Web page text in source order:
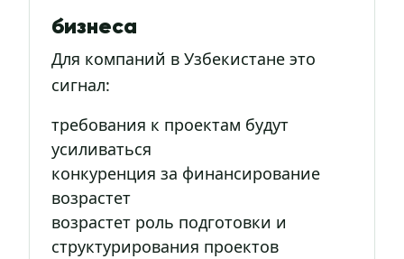
бизнеса
Для компаний в Узбекистане это
сигнал:
требования к проектам будут
усиливаться
конкуренция за финансирование
возрастет
возрастет роль подготовки и
структурирования проектов